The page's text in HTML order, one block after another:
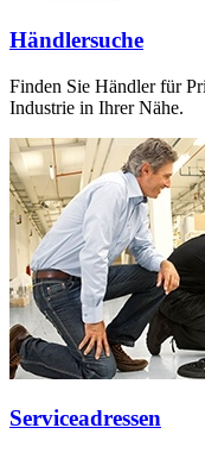
Händlersuche
Finden Sie Händler für
Industrie in Ihrer Nähe.
Serviceadressen